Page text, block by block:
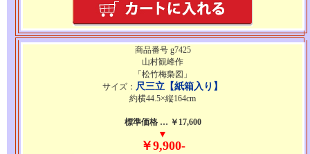
商品番号 g7425
山村観峰作
「松竹梅梟図」
サイズ： 尺三立【紙箱入り】
約横44.5×縦164cm
標準価格 … ￥17,600
▼
￥9,900-